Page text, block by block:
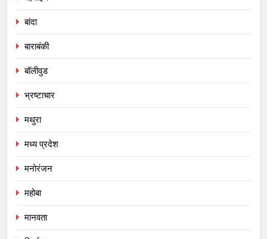
बांदा
बाराबंकी
बॉलीवुड
भ्रष्टाचार
मथुरा
मध्य प्रदेश
मनोरंजन
महोबा
मानवता